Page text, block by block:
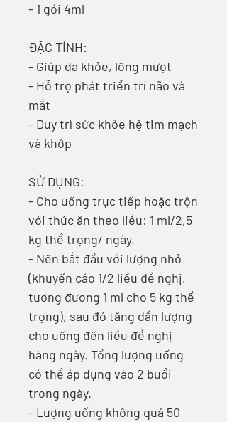
- 1 gói 4ml
ĐẶC TÍNH:
- Giúp da khỏe, lông mượt
- Hỗ trợ phát triển trí não và
mắt
- Duy trì sức khỏe hệ tim mạch
và khớp
SỬ DỤNG:
- Cho uống trực tiếp hoặc trộn
với thức ăn theo liều: 1 ml/2,5
kg thể trọng/ ngày.
- Nên bắt đầu với lượng nhỏ
(khuyến cáo 1/2 liều đề nghị,
tương đương 1 ml cho 5 kg thể
trọng), sau đó tăng dần lượng
cho uống đến liều đề nghị
hàng ngày. Tổng lượng uống
có thể áp dụng vào 2 buổi
trong ngày.
- Lượng uống không quá 50